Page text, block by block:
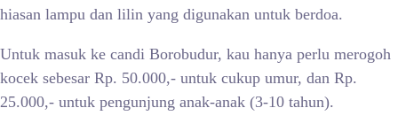
hiasan lampu dan lilin yang digunakan untuk berdoa.
Untuk masuk ke candi Borobudur, kau hanya perlu merogoh
kocek sebesar Rp. 50.000,- untuk cukup umur, dan Rp.
25.000,- untuk pengunjung anak-anak (3-10 tahun).